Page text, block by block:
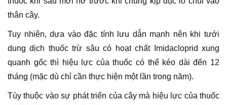
thân cây.
Tuy nhiên, dựa vào đặc tính lưu dẫn mạnh nên khi tưới
dung dịch thuốc trừ sâu có hoạt chất Imidacloprid xung
quanh gốc thì hiệu lực của thuốc có thể kéo dài đến 12
tháng (mặc dù chỉ cần thực hiện một lần trong năm).
Tùy thuộc vào sự phát triển của cây mà hiệu lực của thuốc